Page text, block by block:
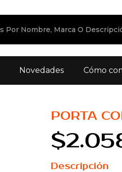
Novedades Cómo
PORTA
Descripción